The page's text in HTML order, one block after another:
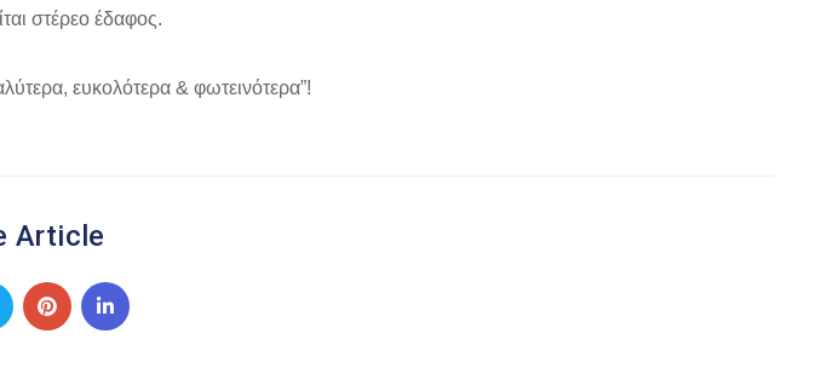
στέρεο έδαφος.
ευκολότερα & φωτεινότερα”!
Article